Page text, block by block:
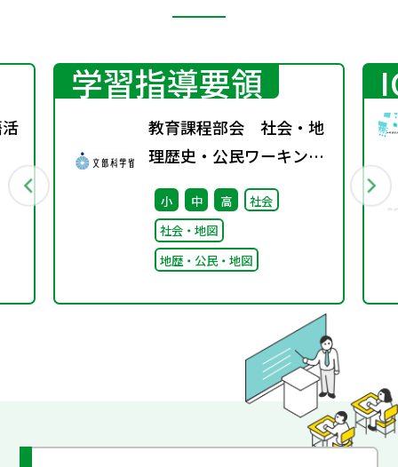
学習指導要領
教育課程部会 社会・地
理歴史・公民ワーキング
（第1回） 配付資料
小 中 高
社会
社会・地図
地歴・公民・地図